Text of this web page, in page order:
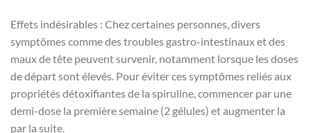
Effets indésirables : Chez certaines personnes, divers
symptômes comme des troubles gastro-intestinaux et des
maux de tête peuvent survenir, notamment lorsque les doses
de départ sont élevés. Pour éviter ces symptômes reliés aux
propriétés détoxifiantes de la spiruline, commencer par une
demi-dose la première semaine (2 gélules) et augmenter la
par la suite.